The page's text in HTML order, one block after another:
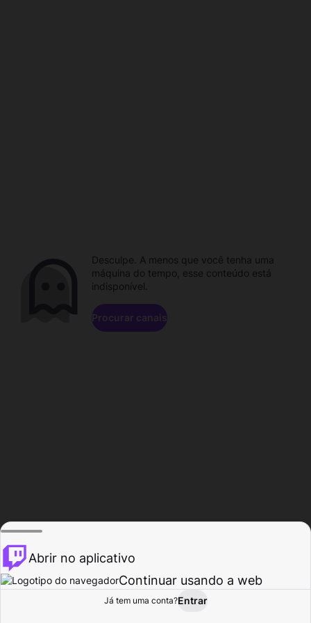
Procurar Atividade
Desculpe. A menos que você tenha uma
máquina do tempo, esse conteúdo está
indisponível.
Procurar canais
Abrir no aplicativo
Continuar usando a web
Já tem uma conta?Entrar